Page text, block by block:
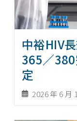
中裕HIV
365／
定
2026 年 6 月